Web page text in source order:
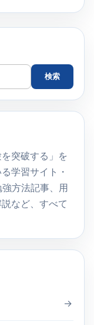
検索
突破する」を
学習サイト・
方法記事、用
など、すべて
→